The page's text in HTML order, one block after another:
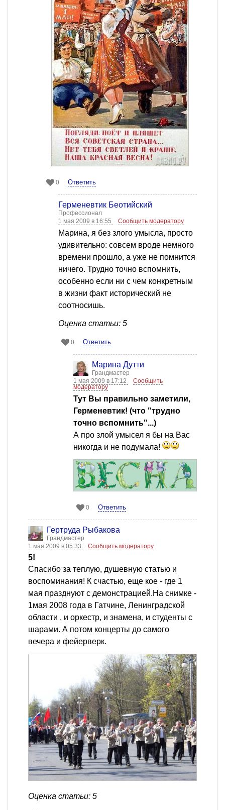
0 Ответить
Герменевтик Беотийский
Профессионал
1 мая 2009 в 16:55
Сообщить модератору
Марина, я без злого умысла, просто
удивительно: совсем вроде немного
времени прошло, а уже не помнится
ничего. Трудно точно вспомнить,
особенно если ни с чем конкретным
в жизни факт исторический не
соотносишь.
Оценка статьи: 5
0 Ответить
Марина Дутти
Грандмастер
1 мая 2009 в 17:12
Сообщить
модератору
Тут Вы правильно заметили,
Герменевтик! (что "трудно
точно вспомнить"...)
А про злой умысел я бы на Вас
никогда и не подумала!
0 Ответить
Гертруда Рыбакова
Грандмастер
1 мая 2009 в 05:33
Сообщить модератору
5!
Спасибо за теплую, душевную статью и
воспоминания! К счастью, еще кое - где 1
мая празднуют с демонстрацией.На снимке -
1мая 2008 года в Гатчине, Ленинградской
области , и оркестр, и знамена, и студенты с
шарами. А потом концерты до самого
вечера и фейерверк.
Оценка статьи: 5